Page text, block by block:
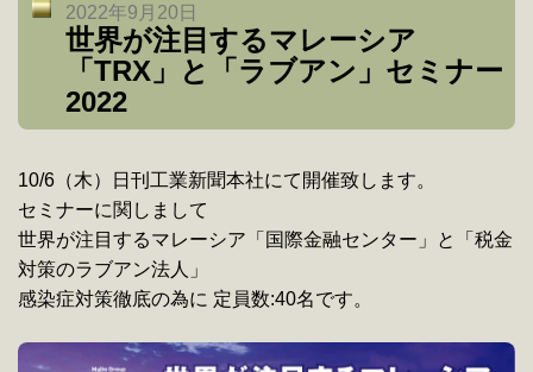
2022年9月20日
世界が注目するマレーシア
「TRX」と「ラブアン」セミナー
2022
10/6（木）日刊工業新聞本社にて開催致します。
セミナーに関しまして
世界が注目するマレーシア「国際金融センター」と「税金
対策のラブアン法人」
感染症対策徹底の為に 定員数:40名です。